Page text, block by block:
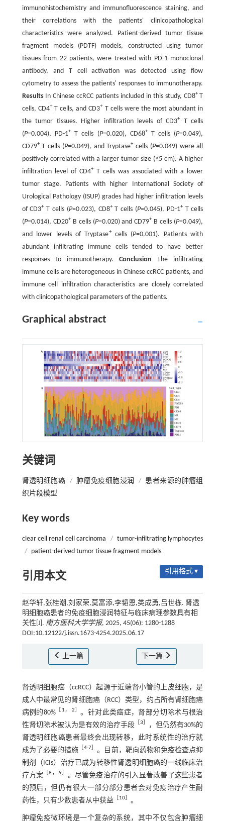
immunohistochemistry and immunofluorescence staining, and
their correlations with the patients' clinicopathological
characteristics were analyzed. Patient-derived tumor tissue
fragment models (PDTF) models, constructed using tumor
tissues from 22 patients, were treated with PD-1 monoclonal
antibody, and T cell activation was detected using flow
cytometry to assess the patients' responses to immunotherapy.
ResultsIn Chinese ccRCC patients included in this study, CD8+T
cells, CD4+T cells, and CD3+T cells were the most abundant in
the tumor tissues. Higher infiltration levels of CD3+T cells
(P=0.004), PD-1+T cells (P=0.020), CD68+T cells (P=0.049),
CD79+T cells (P=0.049), and Tryptase+cells (P=0.049) were all
positively correlated with a larger tumor size (≥5 cm). A higher
infiltration level of CD4+T cells was associated with a lower
tumor stage. Patients with higher International Society of
Urological Pathology (ISUP) grades had higher infiltration levels
of CD3+T cells (P=0.023), CD8+T cells (P=0.045), PD-1+T cells
(P=0.014), CD20+B cells (P=0.020) and CD79+B cells (P=0.049),
and lower levels of Tryptase+cells (P=0.001). Patients with
abundant infiltrating immune cells tended to have better
responses to immunotherapy.Conclusion The infiltrating
immune cells are heterogeneous in Chinese ccRCC patients, and
immune cell infiltration characteristics are closely correlated
with clinicopathological parameters of the patients.
Graphical abstract
关键词
肾透明细胞癌 / 肿瘤免疫细胞浸润 /
患者来源的肿瘤组
织片段模型
Key words
clear cell renal cell carcinoma / tumor-infiltrating lymphocytes
/
patient-derived tumor tissue fragment models
引用本文 引用格式 ▾
赵华轩,张桂潮,刘家荣,莫富添,李韬恩,类成勇,吕世栋. 肾透
明细胞癌患者的免疫细胞浸润特征与临床病理参数具有相
关性[J]. 南方医科大学学报, 2025, 45(06): 1280-1288
DOI:10.12122/j.issn.1673-4254.2025.06.17
上一篇 下一篇
肾透明细胞癌（ccRCC）起源于近端肾小管的上皮细胞，是
成人中最常见的肾细胞癌（RCC）类型，约占所有肾细胞癌
病例的80% ［ 1， 2］ 。针对此类癌症，肾部分切除术与根治
性肾切除术被认为是有效的治疗手段 ［3］
，但仍然有30%的
肾透明细胞癌患者最终会出现转移，此时系统性的治疗就
成为了必要的措施 ［4-7］ 。目前，靶向药物和免疫检查点抑
制剂（ICIs）治疗已成为转移性肾透明细胞癌的一线临床治
疗方案 ［8 ，9］ 。尽管免疫治疗的引入显著改善了这些患者
的预后，但仍有很大一部分部分患者会对免疫治疗产生耐
药性，只有少数患者从中获益 ［10］ 。
肿瘤免疫微环境是一个复杂的系统，其中不仅包含肿瘤细